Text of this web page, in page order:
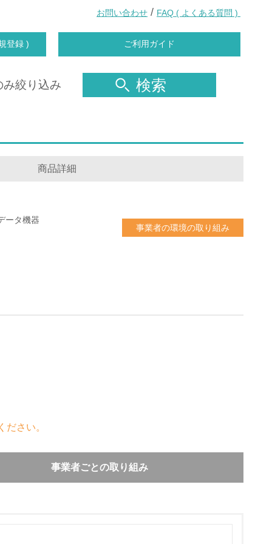
お問い合わせ / FAQ ( よくある質問 )
登録 ) ご利用ガイド
み絞り込み 検索
商品詳細
ータ機器
事業者の環境の取り組み
さい。
事業者ごとの取り組み